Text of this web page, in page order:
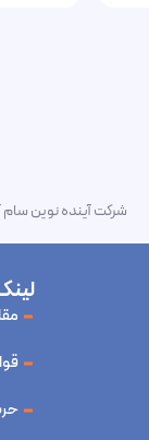
شرکت آینده نوین